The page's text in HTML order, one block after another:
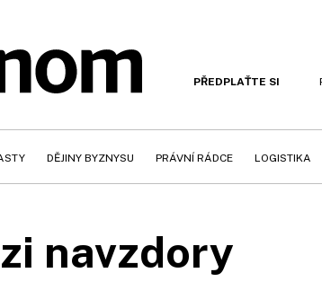
PŘEDPLAŤTE SI
DĚJINY BYZNYSU PRÁVNÍ RÁDCE LOGISTIKA
navzdory